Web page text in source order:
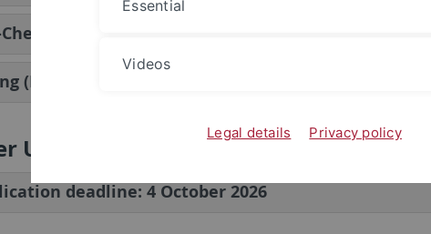
des WiWi-Netzwerks
(Bewerbungsschluss 4.11.2026)
Universität Tübingen
deadline: 4 October 2026
Essential
Videos
Legal details Privacy policy